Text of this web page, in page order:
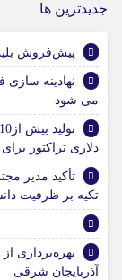
2 ماه قبل
2 ماه قبل
تولید
شرقی
جديدترين ها
پیش‌فروش بلیت اربعین از ۲۷
نهادینه سازی
می شود
دلاری تراکتور
تأکید مدیر
تکیه بر ظرفیت
آذربایجان شرقی